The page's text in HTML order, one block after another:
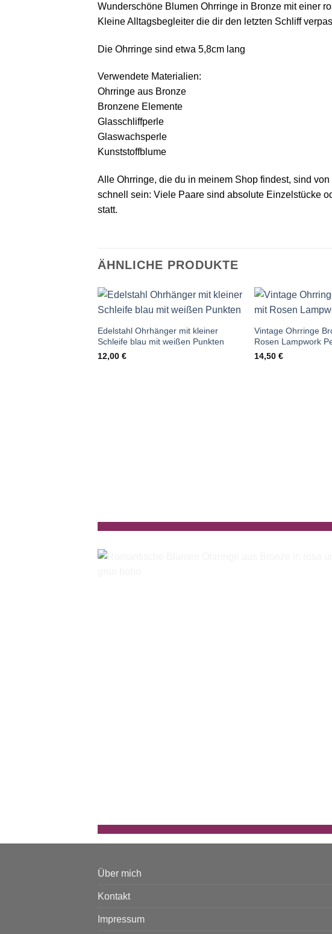
Wunderschöne Blumen Ohrringe in Bronze mit einer
Kleine Alltagsbegleiter die dir den letzten Schliff
Die Ohrringe sind etwa 5,8cm lang
Verwendete Materialien:
Ohrringe aus Bronze
Bronzene Elemente
Glasschliffperle
Glaswachsperle
Kunststoffblume
Alle Ohrringe, die du in meinem Shop findest, sind
schnell sein: Viele Paare sind absolute Einzelstücke
statt.
ÄHNLICHE PRODUKTE
Wunschliste
Edelstahl Ohrhänger mit kleiner
Schleife blau mit weißen Punkten
12,00 €
Vintage Ohrringe
Rosen Lampwork
14,50 €
Über mich
Kontakt
Impressum